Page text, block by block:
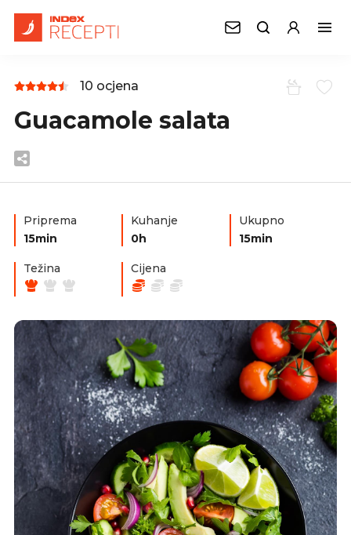
10 ocjena
Guacamole salata
Priprema
15min
Kuhanje
0h
Ukupno
15min
Težina Cijena